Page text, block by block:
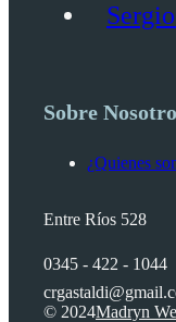
Sobre
¿Quienes
Entre Ríos 528
0345 - 422 - 1044
© 2024Madryn